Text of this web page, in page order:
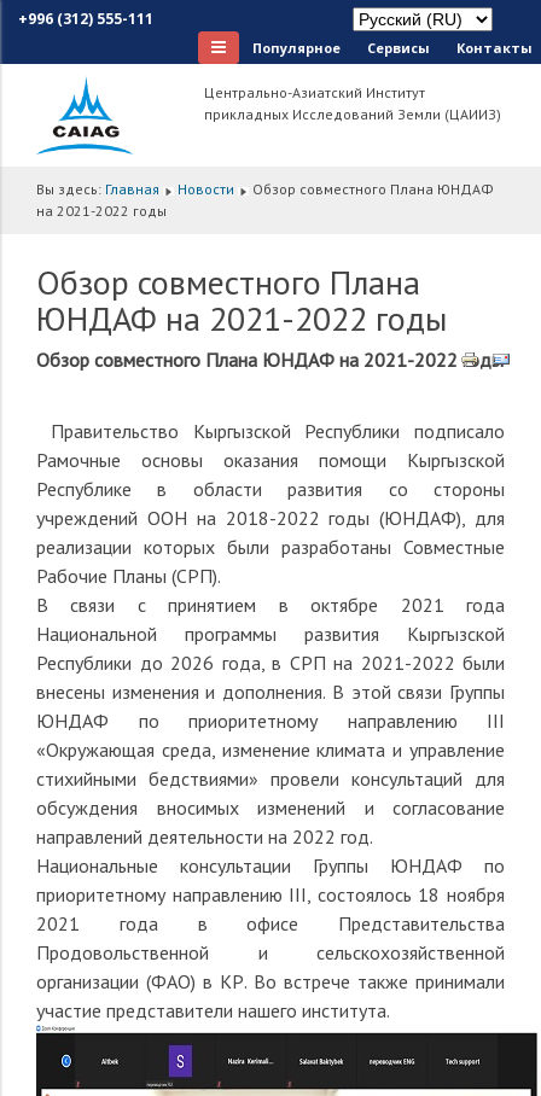
+996 (312) 555-111
Популярное Сервисы Контакты
Центрально-Азиатский Институт
прикладных Исследований Земли (ЦАИИЗ)
Вы здесь: Главная Новости
Обзор совместного Плана ЮНДАФ
на 2021-2022 годы
Обзор совместного Плана
ЮНДАФ на 2021-2022 годы
Обзор совместного Плана ЮНДАФ на 2021-2022 годы
Правительство Кыргызской Республики подписало
Рамочные основы оказания помощи Кыргызской
Республике в области развития со стороны
учреждений ООН на 2018-2022 годы (ЮНДАФ), для
реализации которых были разработаны Совместные
Рабочие Планы (СРП).
В связи с принятием в октябре 2021 года
Национальной программы развития Кыргызской
Республики до 2026 года, в СРП на 2021-2022 были
внесены изменения и дополнения. В этой связи Группы
ЮНДАФ по приоритетному направлению III
«Окружающая среда, изменение климата и управление
стихийными бедствиями» провели консультаций для
обсуждения вносимых изменений и согласование
направлений деятельности на 2022 год.
Национальные консультации Группы ЮНДАФ по
приоритетному направлению III, состоялось 18 ноября
2021 года в офисе Представительства
Продовольственной и сельскохозяйственной
организации (ФАО) в КР. Во встрече также принимали
участие представители нашего института.